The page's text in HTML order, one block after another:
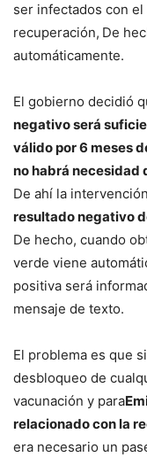
ser infectados con
recuperación, De
automáticamente.
El gobierno decidió
negativo será
válido por 6 meses
no habrá necesidad
De ahí la
resultado negativo
De hecho, cuando
verde viene
positiva será
mensaje de texto.
El problema es que
desbloqueo de
vacunación y para
relacionado con la
era necesario un